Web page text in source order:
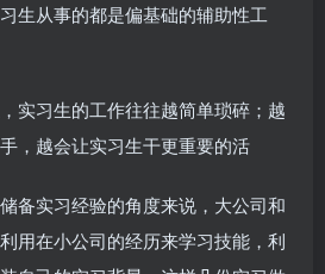
生从事的都是偏基础的辅助性工
实习生的工作往往越简单琐碎；越
，越会让实习生干更重要的活
备实习经验的角度来说，大公司和
用在小公司的经历来学习技能，利